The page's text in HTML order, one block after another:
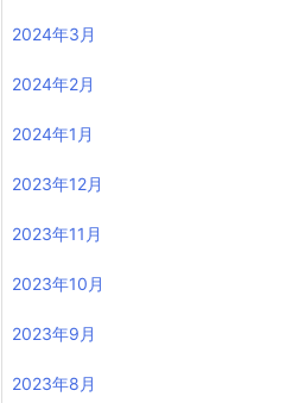
2024年3月
2024年2月
2024年1月
2023年12月
2023年11月
2023年10月
2023年9月
2023年8月